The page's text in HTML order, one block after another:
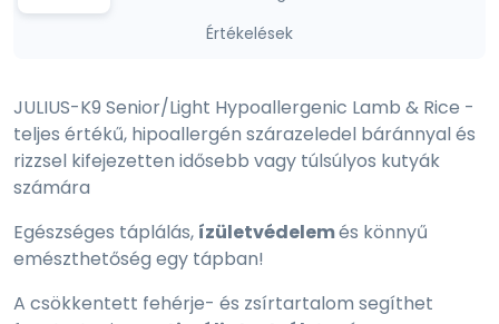
Értékelések
JULIUS-K9 Senior/Light Hypoallergenic Lamb & Rice -
teljes értékű, hipoallergén szárazeledel báránnyal és
rizzsel kifejezetten idősebb vagy túlsúlyos kutyák
számára
Egészséges táplálás, ízületvédelemés könnyű
emészthetőség egy tápban!
A csökkentett fehérje- és zsírtartalom segíthet